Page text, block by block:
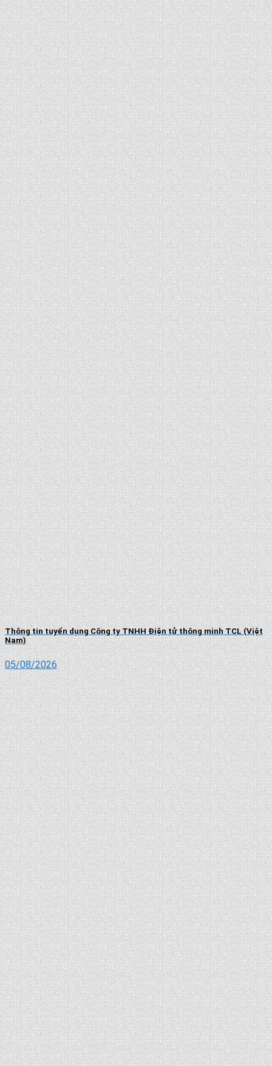
Thông tin tuyển dụng Công ty TNHH Điện tử thông minh TCL (Việt
Nam)
05/08/2026